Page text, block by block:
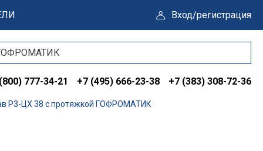
Вход/регистрация
777-34-21 +7 (495) 666-23-38 +7 (383) 308-72-36
Р3-ЦХ 38 с протяжкой ГОФРОМАТИК